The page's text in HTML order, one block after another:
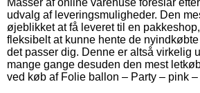
udvalg af leveringsmuligheder. Den
øjeblikket at få leveret til en
fleksibelt at kunne hente de
det passer dig. Denne er altså virkelig
mange gange desuden den mest
ved køb af Folie ballon – Party – pink –